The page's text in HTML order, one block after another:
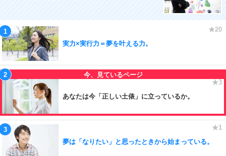
実力×実行力＝夢を叶える力。
あなたは今「正しい土俵」に立っているか。
夢は「なりたい」と思ったときから始まっている。